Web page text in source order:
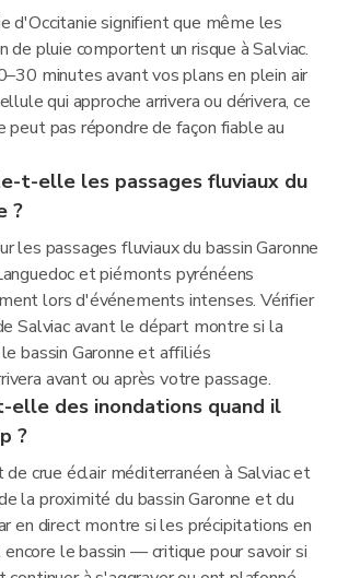
d'Occitanie signifient que même les
de pluie comportent un risque à Salviac.
minutes avant vos plans en plein air
qui approche arrivera ou dérivera, ce
peut pas répondre de façon fiable au
t-elle les passages fluviaux du
?
les passages fluviaux du bassin Garonne
et piémonts pyrénéens
lors d'événements intenses. Vérifier
Salviac avant le départ montre si la
bassin Garonne et affiliés
avant ou après votre passage.
elle des inondations quand il
?
crue éclair méditerranéen à Salviac et
la proximité du bassin Garonne et du
en direct montre si les précipitations en
le bassin — critique pour savoir si